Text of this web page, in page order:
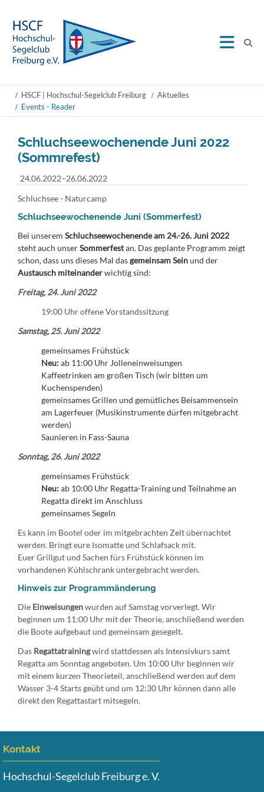
HSCF | Hochschul-Segelclub Freiburg
Aktuelles
Events - Reader
Schluchseewochenende Juni 2022
(Sommrefest)
24.06.2022–26.06.2022
Schluchsee - Naturcamp
Schluchseewochenende Juni (Sommerfest)
Bei unserem Schluchseewochenende am 24.-26. Juni 2022
steht auch unserSommerfestan. Das geplante Programm zeigt
schon, dass uns dieses Mal dasgemeinsam Seinund der
Austausch miteinanderwichtig sind:
Freitag, 24. Juni 2022
19:00 Uhr offene Vorstandssitzung
Samstag, 25. Juni 2022
gemeinsames Frühstück
Neu:ab 11:00 Uhr Jolleneinweisungen
Kaffeetrinken am großen Tisch (wir bitten um
Kuchenspenden)
gemeinsames Grillen und gemütliches Beisammensein
am Lagerfeuer (Musikinstrumente dürfen mitgebracht
werden)
Saunieren in Fass-Sauna
Sonntag, 26. Juni 2022
gemeinsames Frühstück
Neu:ab 10:00 Uhr Regatta-Training und Teilnahme an
Regatta direkt im Anschluss
gemeinsames Segeln
Es kann im Bootel oder im mitgebrachten Zelt übernachtet
werden. Bringt eure Isomatte und Schlafsack mit.
Euer Grillgut und Sachen fürs Frühstück können im
vorhandenen Kühlschrank untergebracht werden.
Hinweis zur Programmänderung
Die Einweisungenwurden auf Samstag vorverlegt. Wir
beginnen um 11:00 Uhr mit der Theorie, anschließend werden
die Boote aufgebaut und gemeinsam gesegelt.
Das Regattatrainingwird stattdessen als Intensivkurs samt
Regatta am Sonntag angeboten. Um 10:00 Uhr beginnen wir
mit einem kurzen Theorieteil, anschließend werden auf dem
Wasser 3-4 Starts geübt und um 12:30 Uhr können dann alle
direkt den Regattastart mitsegeln.
Kontakt
Hochschul-Segelclub Freiburg e. V.